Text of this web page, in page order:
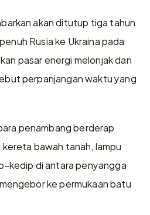
akan ditutup tiga tahun
Rusia ke Ukraina pada
pasar energi melonjak dan
perpanjangan waktu yang
penambang berderap
bawah tanah, lampu
kedip di antara penyangga
ke permukaan batu